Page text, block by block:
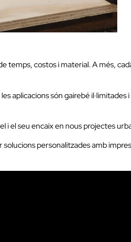
temps, costos i material. A més,
les aplicacions són gairebé il·limitades
i el seu encaix en nous projectes
personalitzades amb